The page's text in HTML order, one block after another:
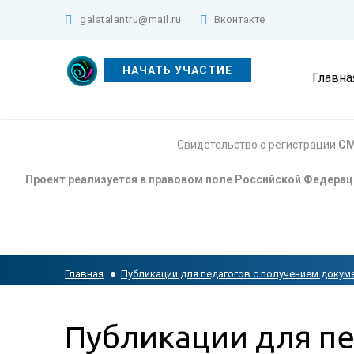
galatalantru@mail.ru Вконтакте
НАЧАТЬ УЧАСТИЕ
Свидетельство о регистрации
Проект реализуется в правовом поле Российской
Главная Публикации для педагогов с получением
Публикации для